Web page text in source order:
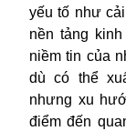
yếu tố như
nền tảng
niềm tin của
dù có thể
nhưng xu
điểm đến